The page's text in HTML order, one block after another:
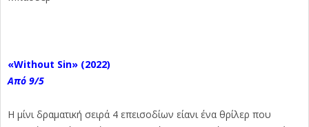
«Without Sin» (2022)
Από 9/5
Η μίνι δραματική σειρά 4 επεισοδίων είανι ένα θρίλερ που